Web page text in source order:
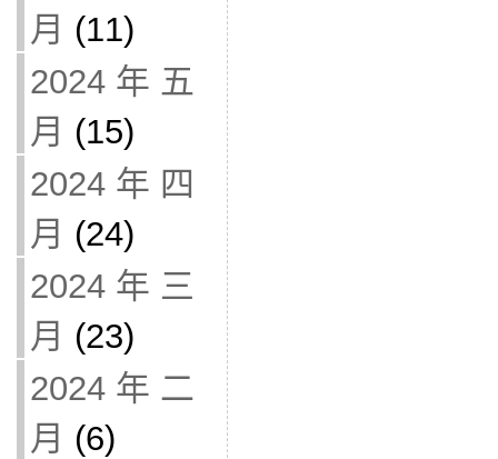
月 (11)
2024 年 五
月 (15)
2024 年 四
月 (24)
2024 年 三
月 (23)
2024 年 二
月 (6)